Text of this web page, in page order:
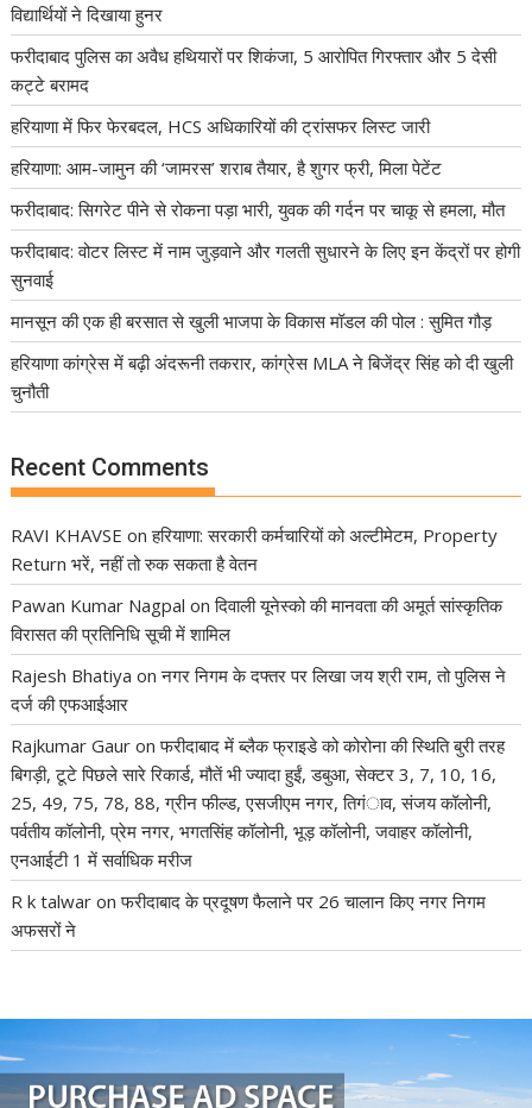
विद्यार्थियों ने दिखाया हुनर
फरीदाबाद पुलिस का अवैध हथियारों पर शिकंजा, 5 आरोपित गिरफ्तार और 5 देसी
कट्टे बरामद
हरियाणा में फिर फेरबदल, HCS अधिकारियों की ट्रांसफर लिस्ट जारी
हरियाणा: आम-जामुन की ‘जामरस’ शराब तैयार, है शुगर फ्री, मिला पेटेंट
फरीदाबाद: सिगरेट पीने से रोकना पड़ा भारी, युवक की गर्दन पर चाकू से हमला, मौत
फरीदाबाद: वोटर लिस्ट में नाम जुड़वाने और गलती सुधारने के लिए इन केंद्रों पर होगी
सुनवाई
मानसून की एक ही बरसात से खुली भाजपा के विकास मॉडल की पोल : सुमित गौड़
हरियाणा कांग्रेस में बढ़ी अंदरूनी तकरार, कांग्रेस MLA ने बिजेंद्र सिंह को दी खुली
चुनौती
Recent Comments
RAVI KHAVSE onहरियाणा: सरकारी कर्मचारियों को अल्टीमेटम, Property
Return भरें, नहीं तो रुक सकता है वेतन
Pawan Kumar Nagpal onदिवाली यूनेस्को की मानवता की अमूर्त सांस्कृतिक
विरासत की प्रतिनिधि सूची में शामिल
Rajesh Bhatiya onनगर निगम के दफ्तर पर लिखा जय श्री राम, तो पुलिस ने
दर्ज की एफआईआर
Rajkumar Gaur onफरीदाबाद में ब्लैक फ्राइडे को कोरोना की स्थिति बुरी तरह
बिगड़ी, टूटे पिछले सारे रिकार्ड, मौतें भी ज्यादा हुईं, डबुआ, सेक्टर 3, 7, 10, 16,
25, 49, 75, 78, 88, ग्रीन फील्ड, एसजीएम नगर, तिगंाव, संजय कॉलोनी,
पर्वतीय कॉलोनी, प्रेम नगर, भगतसिंह कॉलोनी, भूड़ कॉलोनी, जवाहर कॉलोनी,
एनआईटी 1 में सर्वाधिक मरीज
R k talwar onफरीदाबाद के प्रदूषण फैलाने पर 26 चालान किए नगर निगम
अफसरों ने